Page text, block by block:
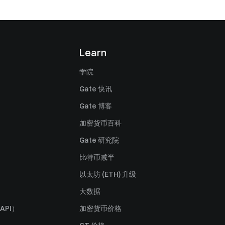
）
Learn
学院
Gate 快讯
Gate 博客
加密货币百科
Gate 研究院
比特币减半
以太坊 (ETH) 升级
大数据
加密货币价格